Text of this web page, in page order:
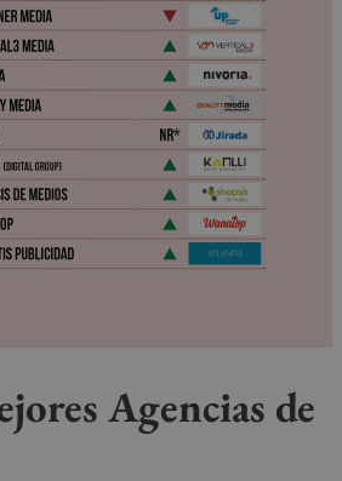
Agencias de